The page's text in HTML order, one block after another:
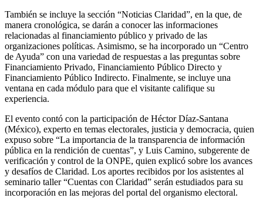
También se incluye la sección “Noticias Claridad”, en la que, de
manera cronológica, se darán a conocer las informaciones
relacionadas al financiamiento público y privado de las
organizaciones políticas. Asimismo, se ha incorporado un “Centro
de Ayuda” con una variedad de respuestas a las preguntas sobre
Financiamiento Privado, Financiamiento Público Directo y
Financiamiento Público Indirecto. Finalmente, se incluye una
ventana en cada módulo para que el visitante califique su
experiencia.
El evento contó con la participación de Héctor Díaz-Santana
(México), experto en temas electorales, justicia y democracia, quien
expuso sobre “La importancia de la transparencia de información
pública en la rendición de cuentas”, y Luis Camino, subgerente de
verificación y control de la ONPE, quien explicó sobre los avances
y desafíos de Claridad. Los aportes recibidos por los asistentes al
seminario taller “Cuentas con Claridad” serán estudiados para su
incorporación en las mejoras del portal del organismo electoral.